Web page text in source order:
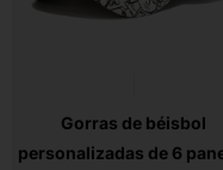
Gorras de béisbol
personalizadas de 6